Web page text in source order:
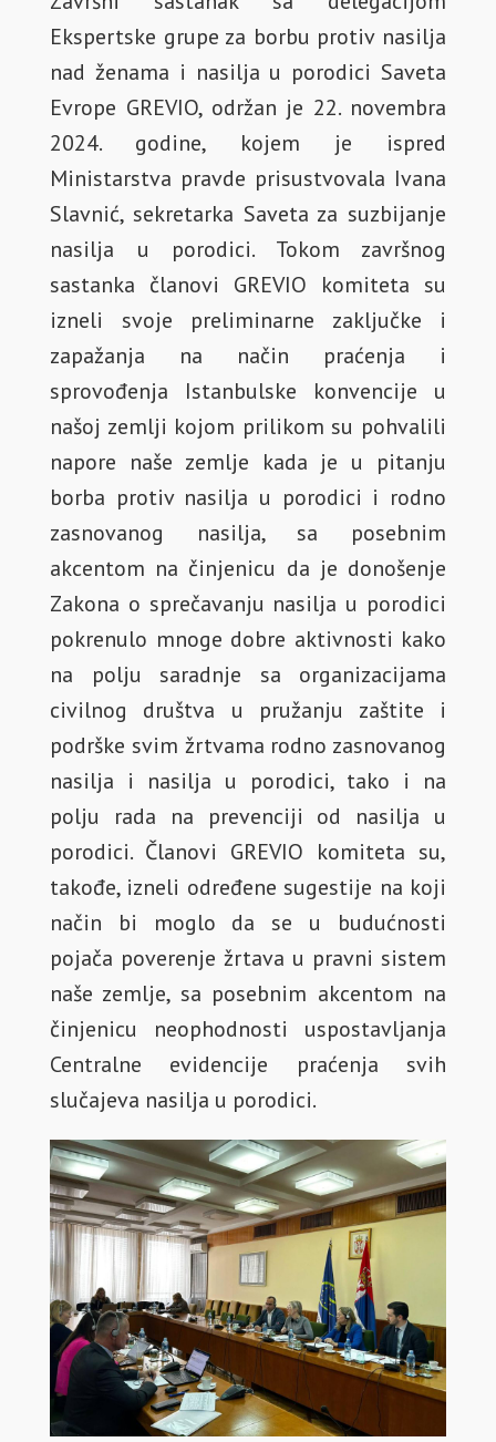
Ekspertske grupe za borbu protiv nasilja
nad ženama i nasilja u porodici Saveta
Evrope GREVIO, održan je 22. novembra
2024. godine, kojem je ispred
Ministarstva pravde prisustvovala Ivana
Slavnić, sekretarka Saveta za suzbijanje
nasilja u porodici. Tokom završnog
sastanka članovi GREVIO komiteta su
izneli svoje preliminarne zaključke i
zapažanja na način praćenja i
sprovođenja Istanbulske konvencije u
našoj zemlji kojom prilikom su pohvalili
napore naše zemlje kada je u pitanju
borba protiv nasilja u porodici i rodno
zasnovanog nasilja, sa posebnim
akcentom na činjenicu da je donošenje
Zakona o sprečavanju nasilja u porodici
pokrenulo mnoge dobre aktivnosti kako
na polju saradnje sa organizacijama
civilnog društva u pružanju zaštite i
podrške svim žrtvama rodno zasnovanog
nasilja i nasilja u porodici, tako i na
polju rada na prevenciji od nasilja u
porodici. Članovi GREVIO komiteta su,
takođe, izneli određene sugestije na koji
način bi moglo da se u budućnosti
pojača poverenje žrtava u pravni sistem
naše zemlje, sa posebnim akcentom na
činjenicu neophodnosti uspostavljanja
Centralne evidencije praćenja svih
slučajeva nasilja u porodici.